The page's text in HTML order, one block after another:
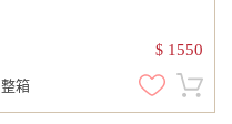
$ 1550
整箱